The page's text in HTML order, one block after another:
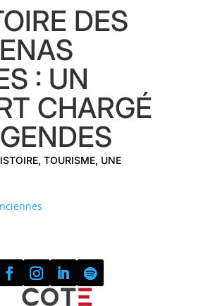
DES
: UN
CHARGÉ
, TOURISME, UNE